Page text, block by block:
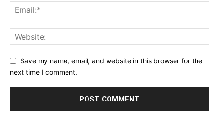
Save my name, email, and website in this browser for the
next time I comment.